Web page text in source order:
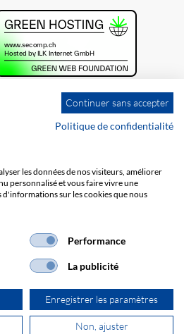
de port
Tous les droits sont réservés.
Continuer sans accepter
Politique de confidentialité
les données de nos visiteurs, améliorer
personnalisé et vous faire vivre une
sur les cookies que nous
Performance
La publicité
Enregistrer les paramètres
Non, ajuster